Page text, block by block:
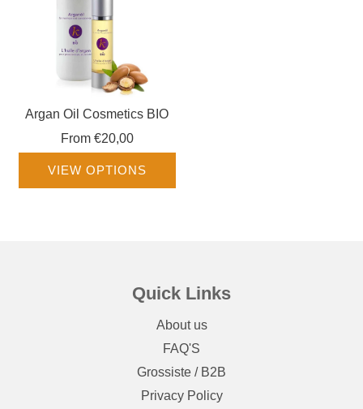
Argan Oil Cosmetics BIO
From €20,00
VIEW OPTIONS
Quick Links
About us
FAQ'S
Grossiste / B2B
Privacy Policy